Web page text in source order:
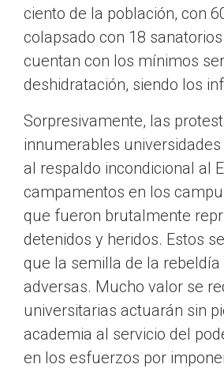
ciento de la población, con
colapsado con 18
cuentan con los mínimos
deshidratación, siendo los
Sorpresivamente, las
innumerables
al respaldo incondicional al
campamentos en los
que fueron brutalmente
detenidos y heridos. Estos
que la semilla de la
adversas. Mucho valor se
universitarias actuarán sin
academia al servicio del
en los esfuerzos por